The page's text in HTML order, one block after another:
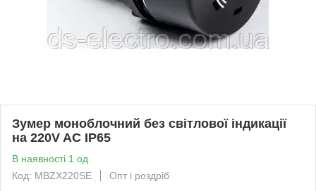
Зумер моноблочний без світлової індикації
на 220V AC IP65
В наявності 1 од.
Код: MBZX220SE
Опт і роздріб